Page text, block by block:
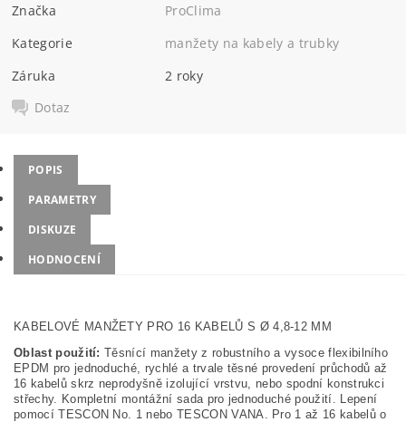
Značka
ProClima
Kategorie
manžety na kabely a trubky
Záruka
2 roky
Dotaz
POPIS
PARAMETRY
DISKUZE
HODNOCENÍ
KABELOVÉ MANŽETY PRO 16 KABELŮ S Ø 4,8-12 MM
Oblast použití: Těsnící manžety z robustního a vysoce flexibilního
EPDM pro jednoduché, rychlé a trvale těsné provedení průchodů až
16 kabelů skrz neprodyšně izolující vrstvu, nebo spodní konstrukci
střechy. Kompletní montážní sada pro jednoduché použití. Lepení
pomocí TESCON No. 1 nebo TESCON VANA. Pro 1 až 16 kabelů o